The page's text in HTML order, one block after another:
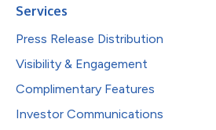
Services
Press Release Distribution
Visibility & Engagement
Complimentary Features
Investor Communications